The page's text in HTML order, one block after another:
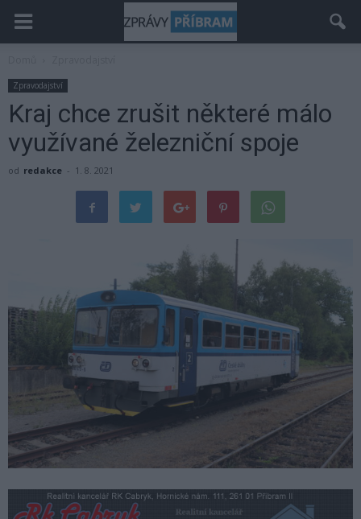
Zpravodajství
Kraj chce zrušit některé málo
využívané železniční spoje
od redakce - 1. 8. 2021